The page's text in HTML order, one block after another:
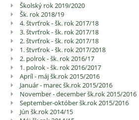
Školská
kronika
Školský rok 2019/2020
Šk. rok 2018/19
4. štvrťrok - šk. rok 2017/18
3. štvrťrok - šk. rok 2017/18
2. štvrťrok - šk. rok 2017/18
1. štvrťrok - šk. rok 2017/2018
2. polrok - šk. rok 2016/17
1. polrok - šk. rok 2016/2017
Apríl - máj šk.rok 2015/2016
Január - marec šk.rok 2015/2016
November - december šk.rok 2015/2016
September-október šk.rok 2015/2016
Jún šk.rok 2014/15